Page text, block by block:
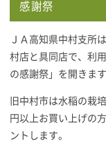
感謝祭
ＪＡ高知県中村支所
村店と具同店で、利
の感謝祭」を開きます
旧中村市は水稲の栽
円以上お買い上げの
ントします。